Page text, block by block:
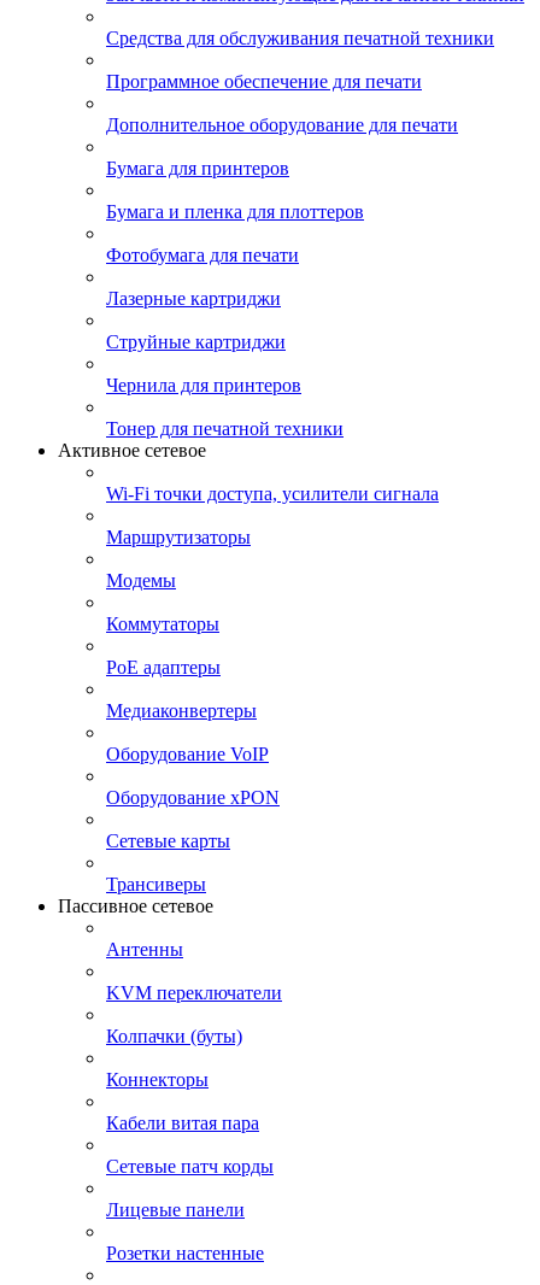
Средства для обслуживания печатной техники
Программное обеспечение для печати
Дополнительное оборудование для печати
Бумага для принтеров
Бумага и пленка для плоттеров
Фотобумага для печати
Лазерные картриджи
Струйные картриджи
Чернила для принтеров
Тонер для печатной техники
Активное сетевое
Wi-Fi точки доступа, усилители сигнала
Маршрутизаторы
Модемы
Коммутаторы
PoE адаптеры
Медиаконвертеры
Оборудование VoIP
Оборудование xPON
Сетевые карты
Трансиверы
Пассивное сетевое
Антенны
KVM переключатели
Колпачки (буты)
Коннекторы
Кабели витая пара
Сетевые патч корды
Лицевые панели
Розетки настенные